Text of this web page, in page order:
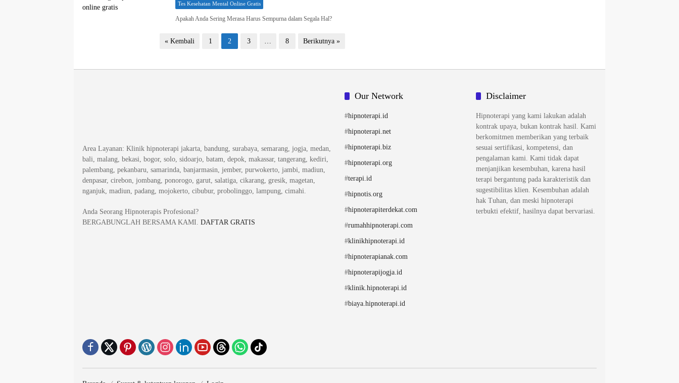
Tes Kesehatan Mental Online Gratis
Apakah Anda Sering Merasa Harus Sempurna dalam Segala Hal?
« Kembali 1 2 3 … 8 Berikutnya »
Area Layanan: Klinik hipnoterapi jakarta, bandung, surabaya, semarang, jogja, medan,
bali, malang, bekasi, bogor, solo, sidoarjo, batam, depok, makassar, tangerang, kediri,
palembang, pekanbaru, samarinda, banjarmasin, jember, purwokerto, jambi, madiun,
denpasar, cirebon, jombang, ponorogo, garut, salatiga, cikarang, gresik, magetan,
nganjuk, madiun, padang, mojokerto, cibubur, probolinggo, lampung, cimahi.
Anda Seorang Hipnoterapis Profesional?
BERGABUNGLAH BERSAMA KAMI. DAFTAR GRATIS
Our Network
#hipnoterapi.id
#hipnoterapi.net
#hipnoterapi.biz
#hipnoterapi.org
#terapi.id
#hipnotis.org
#hipnoterapiterdekat.com
#rumahhipnoterapi.com
#klinikhipnoterapi.id
#hipnoterapianak.com
#hipnoterapijogja.id
#klinik.hipnoterapi.id
#biaya.hipnoterapi.id
Disclaimer
Hipnoterapi yang kami lakukan adalah
kontrak upaya, bukan kontrak hasil. Kami
berkomitmen memberikan yang terbaik
sesuai sertifikasi, kompetensi, dan
pengalaman kami. Kami tidak dapat
menjanjikan kesembuhan, karena hasil
terapi bergantung pada karakteristik dan
sugestibilitas klien. Kesembuhan adalah
hak Tuhan, dan meski hipnoterapi
terbukti efektif, hasilnya dapat bervariasi.